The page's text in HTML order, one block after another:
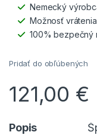
Nemecký
Možnosť
100% bezpečný
Pridať do obľúbených
121,00 €
Popis